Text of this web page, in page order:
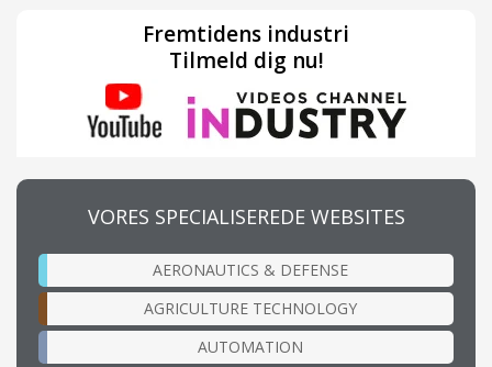
Fremtidens industri
Tilmeld dig nu!
VORES SPECIALISEREDE WEBSITES
AERONAUTICS & DEFENSE
AGRICULTURE TECHNOLOGY
AUTOMATION